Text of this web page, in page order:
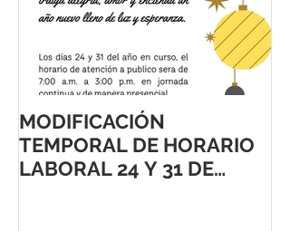
MODIFICACIÓN
TEMPORAL DE HORARIO
LABORAL 24 Y 31 DE